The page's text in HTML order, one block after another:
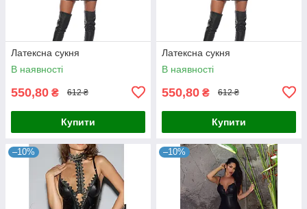
Латексна сукня
В наявності
550,80 ₴ 612 ₴
Купити
Латексна сукня
В наявності
550,80 ₴ 612 ₴
Купити
–10% –10%